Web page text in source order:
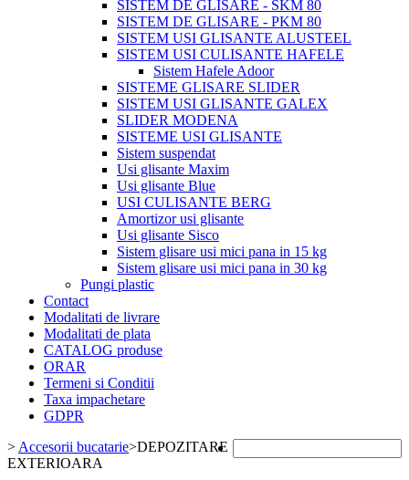
SISTEM DE GLISARE - SKM 80
SISTEM DE GLISARE - PKM 80
SISTEM USI GLISANTE ALUSTEEL
SISTEM USI CULISANTE HAFELE
Sistem Hafele Adoor
SISTEME GLISARE SLIDER
SISTEM USI GLISANTE GALEX
SLIDER MODENA
SISTEME USI GLISANTE
Sistem suspendat
Usi glisante Maxim
Usi glisante Blue
USI CULISANTE BERG
Amortizor usi glisante
Usi glisante Sisco
Sistem glisare usi mici pana in 15 kg
Sistem glisare usi mici pana in 30 kg
Pungi plastic
Contact
Modalitati de livrare
Modalitati de plata
CATALOG produse
ORAR
Termeni si Conditii
Taxa impachetare
GDPR
> Accesorii bucatarie>DEPOZITARE
EXTERIOARA